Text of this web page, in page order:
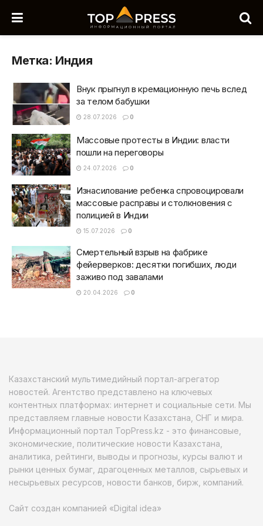
Метка: Индия
Внук прыгнул в кремационную печь вслед
за телом бабушки
28.07.2026 0
Массовые протесты в Индии: власти
пошли на переговоры
24.07.2026 0
Изнасилование ребенка спровоцировали
массовые расправы и столкновения с
полицией в Индии
15.07.2026 0
Смертельный взрыв на фабрике
фейерверков: десятки погибших, люди
заживо под завалами
20.04.2026 0
Казахстанский мультимедийный портал-агрегатор
новостей. Агентство представлено на ключевых
контентных платформах: интернет и социальные сети. Мы
представляем главные новости Казахстана, СНГ и мира.
Информационный портал TopPress.kz - это финансовые,
экономические, политические новости Казахстана,
аналитика, рейтинги, выводы и прогнозы, курсы валют и
рынки ценных бумаг, драгоценных металлов, сырьевых и
несырьевых ресурсов, новости банков, бирж, компаний.
Сайт создан компанией «Digital idea»